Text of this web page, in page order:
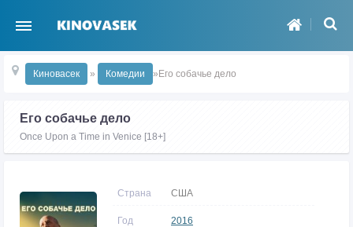
Киновасек » Комедии »Его собачье дело
Его собачье дело
Once Upon a Time in Venice [18+]
Страна США
Год 2016